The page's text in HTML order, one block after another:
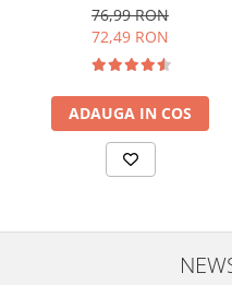
76,99 RON
72,49 RON
ADAUGA IN COS